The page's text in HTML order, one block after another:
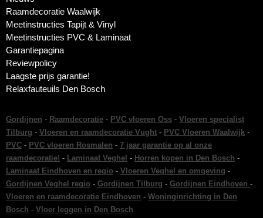
Raamdecoratie Waalwijk
Meetinstructies Tapijt & Vinyl
Meetinstructies PVC & Laminaat
Garantiepagina
Reviewpolicy
Laagste prijs garantie!
Relaxfauteuils Den Bosch
Gordijnen - Raamdecoratie - PVC vloeren Oss - Vloeren specialist
Tilburg - Vloeren en raamdecoratie Vught - PVC Vloeren Waalwijk -
PVC - PVC vloeren Rosmalen - 7 jaar garantie op al onze
raamdecoratie! - Laminaat Veghel - Horren kopen in Den Bosch -
Laminaat Eindhoven en regio - Vloeren Veghel en omgeving -
Gordijnen Veghel regio - Gordijnen Tilburg - Gordijnen Eindhoven -
Vloeren en raamdecoratie Eindhoven - Woninginrichting in Den
Bosch - Vloer leggen in Den Bosch